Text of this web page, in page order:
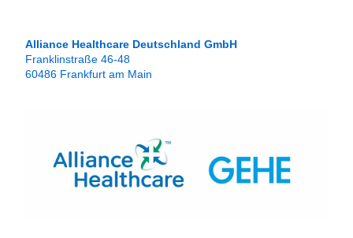
Alliance Healthcare Deutschland GmbH
Franklinstraße 46-48
60486 Frankfurt am Main